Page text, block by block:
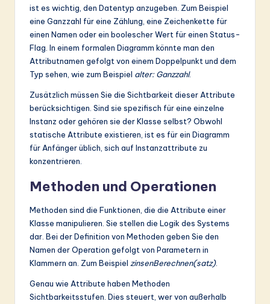
ist es wichtig, den Datentyp anzugeben. Zum Beispiel
eine Ganzzahl für eine Zählung, eine Zeichenkette für
einen Namen oder ein boolescher Wert für einen Status-
Flag. In einem formalen Diagramm könnte man den
Attributnamen gefolgt von einem Doppelpunkt und dem
Typ sehen, wie zum Beispiel alter: Ganzzahl.
Zusätzlich müssen Sie die Sichtbarkeit dieser Attribute
berücksichtigen. Sind sie spezifisch für eine einzelne
Instanz oder gehören sie der Klasse selbst? Obwohl
statische Attribute existieren, ist es für ein Diagramm
für Anfänger üblich, sich auf Instanzattribute zu
konzentrieren.
Methoden und Operationen
Methoden sind die Funktionen, die die Attribute einer
Klasse manipulieren. Sie stellen die Logik des Systems
dar. Bei der Definition von Methoden geben Sie den
Namen der Operation gefolgt von Parametern in
Klammern an. Zum Beispiel zinsenBerechnen(satz).
Genau wie Attribute haben Methoden
Sichtbarkeitsstufen. Dies steuert, wer von außerhalb